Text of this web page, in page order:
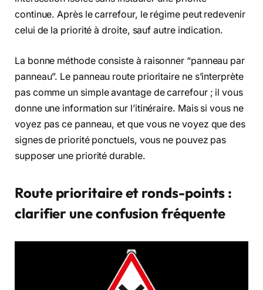
continue. Après le carrefour, le régime peut redevenir
celui de la priorité à droite, sauf autre indication.
La bonne méthode consiste à raisonner “panneau par
panneau”. Le panneau route prioritaire ne s’interprète
pas comme un simple avantage de carrefour ; il vous
donne une information sur l’itinéraire. Mais si vous ne
voyez pas ce panneau, et que vous ne voyez que des
signes de priorité ponctuels, vous ne pouvez pas
supposer une priorité durable.
Route prioritaire et ronds-points :
clarifier une confusion fréquente